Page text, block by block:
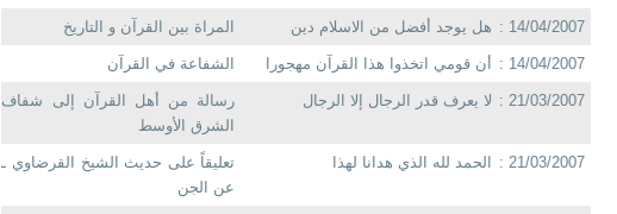
14/04/2007 : هل يوجد أفضل من الاسلام دين المراة بين القرآن و التاريخ
14/04/2007 : أن قومي اتخذوا هذا القرآن مهجورا الشفاعة في القرآن
21/03/2007 : لا يعرف قدر الرجال إلا الرجال
رسالة من أهل القرآن إلى شفاف
الشرق الأوسط
21/03/2007 : الحمد لله الذي هدانا لهذا
تعليقاً على حديث الشيخ القرضاوي ـ
عن الجن